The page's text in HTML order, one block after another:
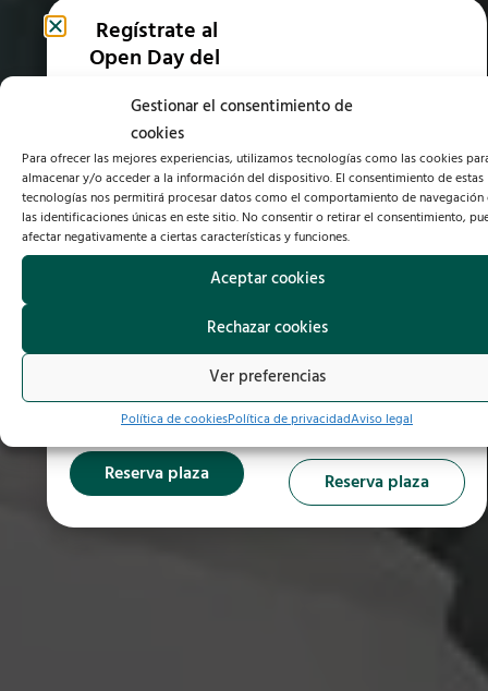
Gestionar el consentimiento de
cookies
Para ofrecer las mejores experiencias, utilizamos tecnologías como las cookies
almacenar y/o acceder a la información del dispositivo. El consentimiento de estas
tecnologías nos permitirá procesar datos como el comportamiento de navegación
las identificaciones únicas en este sitio. No consentir o retirar el consentimiento,
afectar negativamente a ciertas características y funciones.
Aceptar cookies
Rechazar cookies
Ver preferencias
Política de cookiesPolítica de privacidadAviso legal
Regístrate al
Open Day del
Máster en
Tricología y
Cirugía
Capilar
9 de
Septiembre
18:45 h
ONLINE (a
través de
Teams)
Reserva plaza
Máster en
Estética de
Córdoba
ONLINE (a
Teams)
Reserva plaza